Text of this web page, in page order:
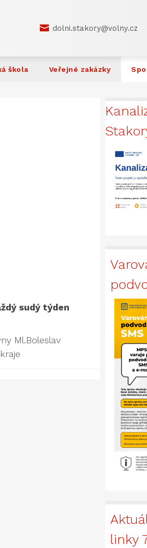
 dolni.stakory@volny.cz
škola Veřejné zakázky
sudý týden
Ml.Boleslav
linky